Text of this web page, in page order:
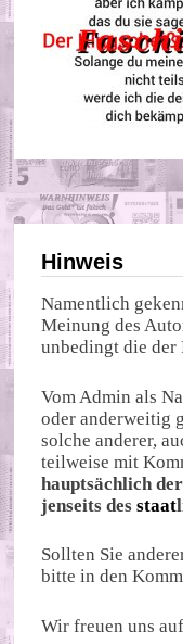
Hinweis
Namentlich
Meinung des
unbedingt die der
Vom Admin als
oder anderweitig
solche anderer,
teilweise mit
hauptsächlich
jenseits desstaat
Sollten Sie
bitte in den
Wir freuen uns